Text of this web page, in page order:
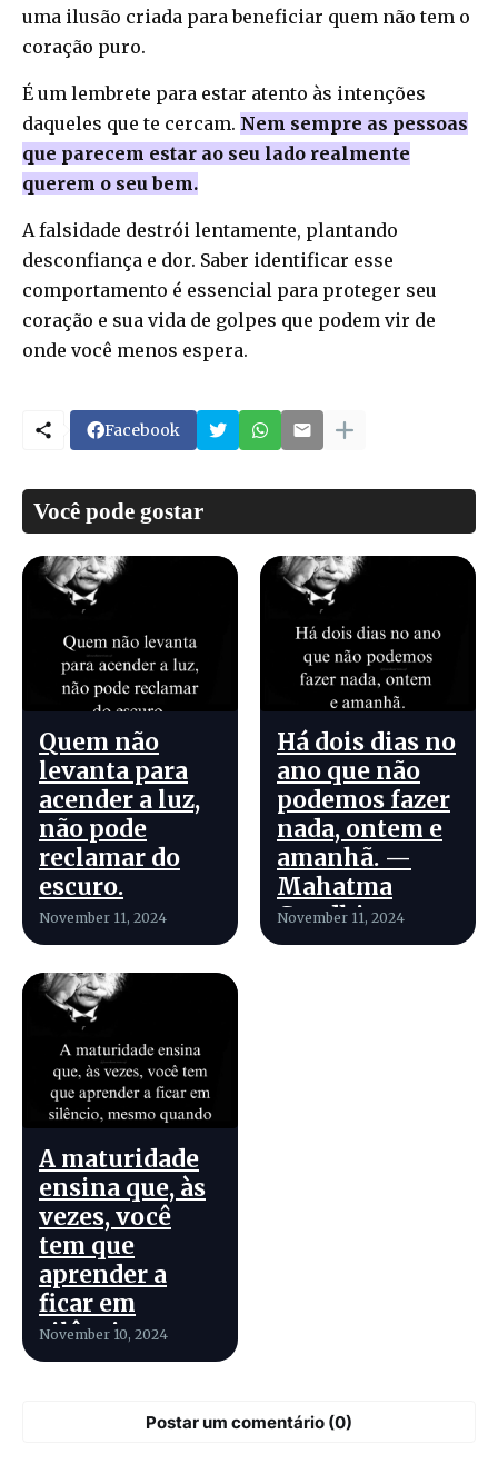
uma ilusão criada para beneficiar quem não tem o
coração puro.
É um lembrete para estar atento às intenções
daqueles que te cercam. Nem sempre as pessoas
que parecem estar ao seu lado realmente
querem o seu bem.
A falsidade destrói lentamente, plantando
desconfiança e dor. Saber identificar esse
comportamento é essencial para proteger seu
coração e sua vida de golpes que podem vir de
onde você menos espera.
Facebook
Você pode gostar
Quem não
levanta para
acender a luz,
não pode
reclamar do
escuro.
November 11, 2024
Há dois dias no
ano que não
podemos fazer
nada, ontem e
amanhã. —
Mahatma
Gandhi
November 11, 2024
A maturidade
ensina que, às
vezes, você
tem que
aprender a
ficar em
silêncio,
mesmo quando
muito a dizer.
November 10, 2024
Postar um comentário (0)